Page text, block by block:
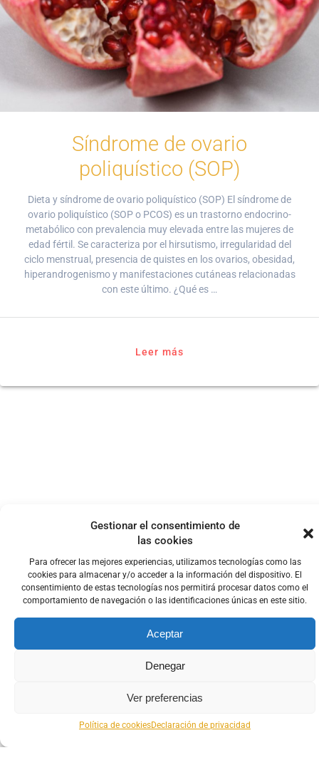
Gestionar el consentimiento de
las cookies
Para ofrecer las mejores experiencias, utilizamos tecnologías como las
cookies para almacenar y/o acceder a la información del dispositivo. El
consentimiento de estas tecnologías nos permitirá procesar datos como el
comportamiento de navegación o las identificaciones únicas en este sitio.
Aceptar
Denegar
Ver preferencias
Política de cookiesDeclaración de privacidad
Síndrome de ovario
poliquístico (SOP)
Dieta y síndrome de ovario poliquístico (SOP) El síndrome de
ovario poliquístico (SOP o PCOS) es un trastorno endocrino-
metabólico con prevalencia muy elevada entre las mujeres de
edad fértil. Se caracteriza por el hirsutismo, irregularidad del
ciclo menstrual, presencia de quistes en los ovarios, obesidad,
hiperandrogenismo y manifestaciones cutáneas relacionadas
con este último. ¿Qué es …
Leer más